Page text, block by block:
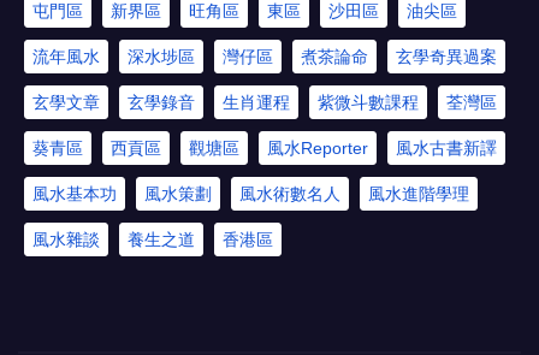
屯門區 新界區 旺角區 東區 沙田區 油尖區
流年風水 深水埗區 灣仔區 煮茶論命 玄學奇異過案
玄學文章 玄學錄音 生肖運程 紫微斗數課程 荃灣區
葵青區 西貢區 觀塘區 風水Reporter 風水古書新譯
風水基本功 風水策劃 風水術數名人 風水進階學理
風水雜談 養生之道 香港區